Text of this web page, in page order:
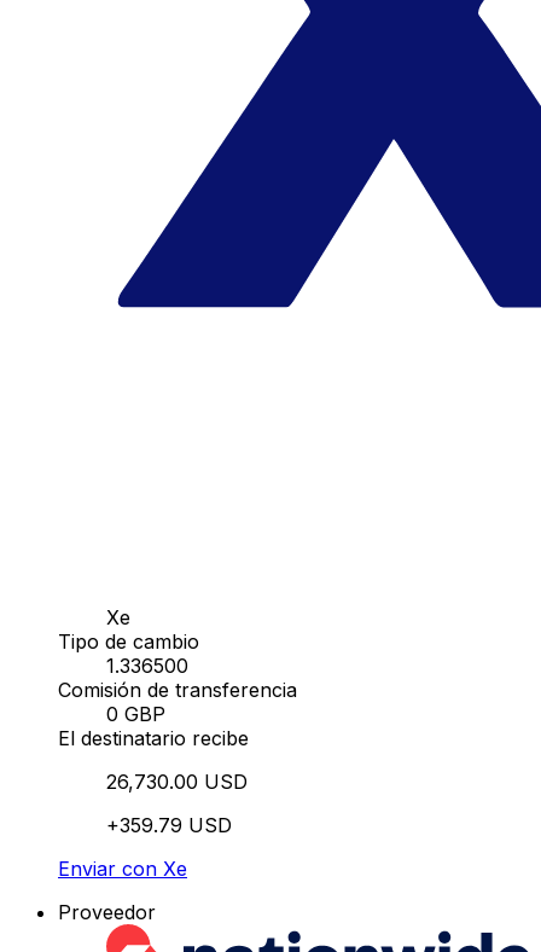
Xe
Tipo de cambio
1.336500
Comisión de transferencia
0 GBP
El destinatario recibe
26,730.00 USD
+359.79 USD
Enviar con Xe
Proveedor